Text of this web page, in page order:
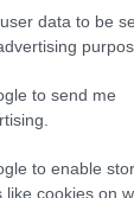
data to be
to send me
to enable
like cookies on
στα
με